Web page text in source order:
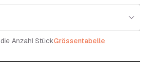
Anzahl StückGrössentabelle